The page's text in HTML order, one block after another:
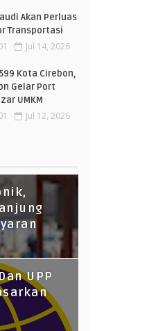
Akan Perluas
Transportasi
Jul 14, 2026
Kota Cirebon,
Gelar Port
UMKM
Jul 12, 2026
UPP